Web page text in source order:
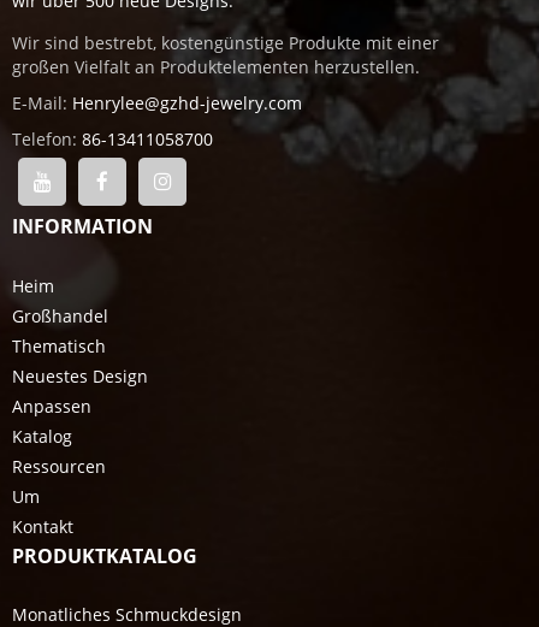
Wir sind bestrebt, kostengünstige Produkte mit einer
großen Vielfalt an Produktelementen herzustellen.
E-Mail: Henrylee@gzhd-jewelry.com
Telefon: 86-13411058700
INFORMATION
Heim
Großhandel
Thematisch
Neuestes Design
Anpassen
Katalog
Ressourcen
Um
Kontakt
PRODUKTKATALOG
Monatliches Schmuckdesign